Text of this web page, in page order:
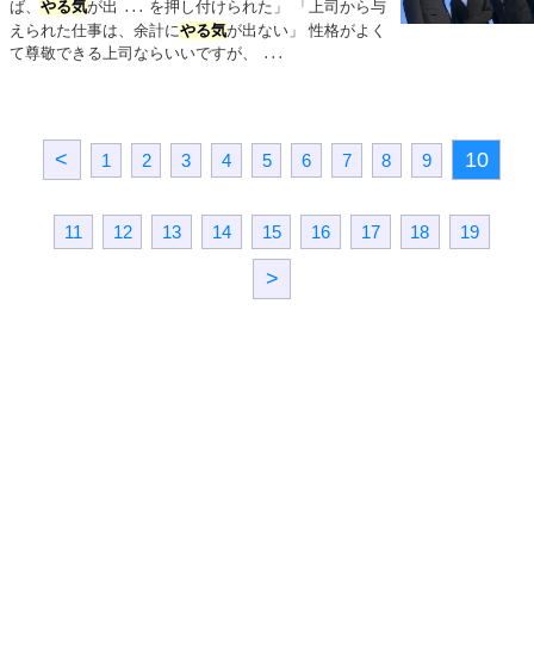
ば、 やる気が出 ... を押し付けられた」 「上司から与
えられた仕事は、余計にやる気が出ない」 性格がよく
て尊敬できる上司ならいいですが、
...
< 1 2 3 4 5 6 7 8 9 10
11 12 13 14 15 16 17 18 19
>